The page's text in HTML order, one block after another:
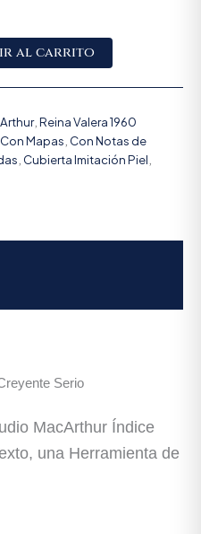
al carrito
, Reina Valera 1960
Con Mapas Con Notas de
Cubierta Imitación Piel
Serio
MacArthur Índice
una Herramienta de